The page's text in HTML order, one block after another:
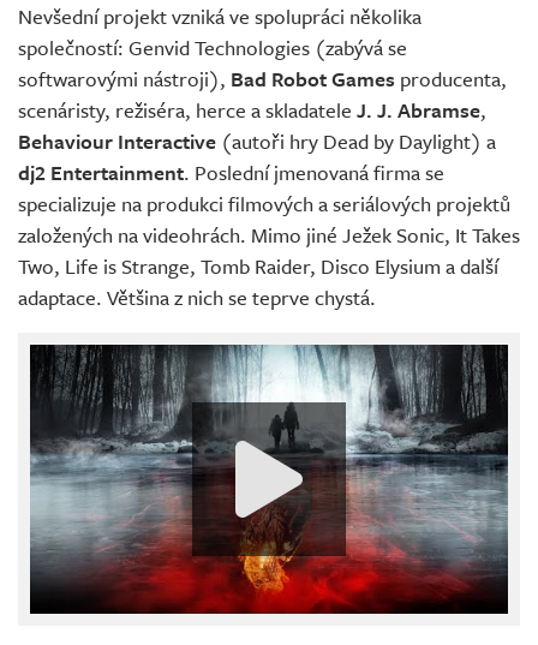
Nevšední projekt vzniká ve spolupráci několika
společností: Genvid Technologies (zabývá se
softwarovými nástroji), Bad Robot Games producenta,
scenáristy, režiséra, herce a skladatele J. J. Abramse,
Behaviour Interactive (autoři hry Dead by Daylight) a
dj2 Entertainment. Poslední jmenovaná firma se
specializuje na produkci filmových a seriálových projektů
založených na videohrách. Mimo jiné Ježek Sonic, It Takes
Two, Life is Strange, Tomb Raider, Disco Elysium a další
adaptace. Většina z nich se teprve chystá.